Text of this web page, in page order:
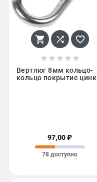
  
    
Вертлюг 8мм кольцо-
кольцо покрытие цинк
97,00 ₽
78 доступно